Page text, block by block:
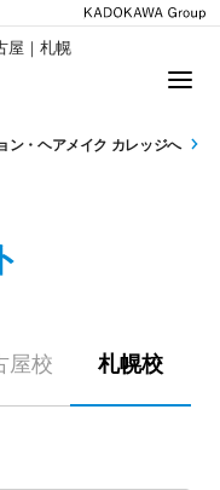
屋｜札幌
ン・ ヘアメイク カレッジへ
屋校 札幌校